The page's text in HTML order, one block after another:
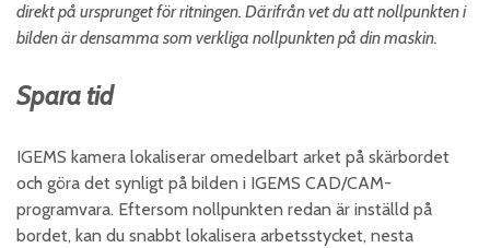
direkt på ursprunget för ritningen. Därifrån vet du att nollpunkten i
bilden är densamma som verkliga nollpunkten på din maskin.
Spara tid
IGEMS kamera lokaliserar omedelbart arket på skärbordet
och göra det synligt på bilden i IGEMS CAD/CAM-
programvara. Eftersom nollpunkten redan är inställd på
bordet, kan du snabbt lokalisera arbetsstycket, nesta
Arbeta hos WJS